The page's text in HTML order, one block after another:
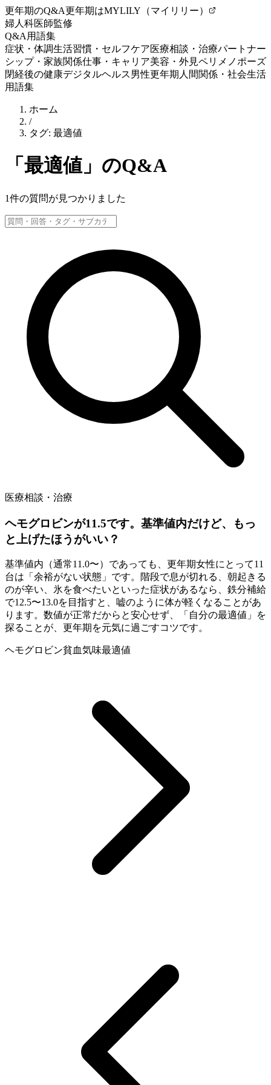
更年期のQ&A更年期はMYLILY（マイリリー）
婦人科医師監修
Q&A 用語集
症状・体調生活習慣・セルフケア医療相談・治療パートナー
シップ・家族関係仕事・キャリア美容・外見ペリメノポーズ
閉経後の健康デジタルヘルス男性更年期 人間関係・社会生活
用語集
ホーム
/
タグ: 最適値
「 最適値」のQ&A
1件の質問が見つかりました
医療相談・治療
ヘモグロビンが11.5です。基準値内だけど、もっ
と上げたほうがいい？
基準値内（通常11.0〜）であっても、更年期女性にとって11
台は「余裕がない状態」です。階段で息が切れる、朝起きる
のが辛い、氷を食べたいといった症状があるなら、鉄分補給
で12.5〜13.0を目指すと、嘘のように体が軽くなることがあ
ります。数値が正常だからと安心せず、「自分の最適値」を
探ることが、更年期を元気に過ごすコツです。
ヘモグロビン貧血気味最適値